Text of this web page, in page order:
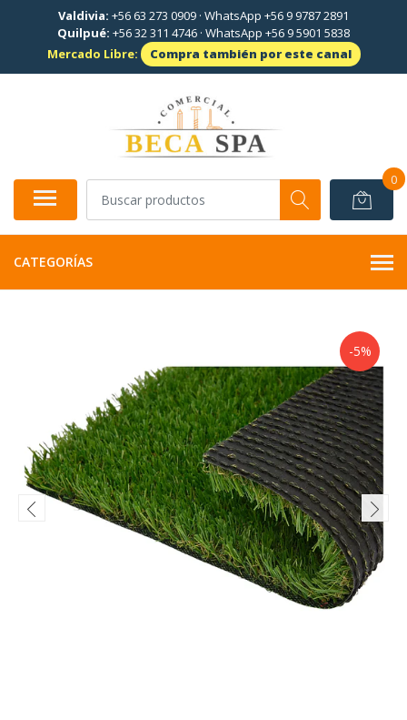
Valdivia: +56 63 273 0909 · WhatsApp +56 9 9787 2891
Quilpué: +56 32 311 4746 · WhatsApp +56 9 5901 5838
Mercado Libre:
Compra también por este canal
0
CATEGORÍAS
-5%